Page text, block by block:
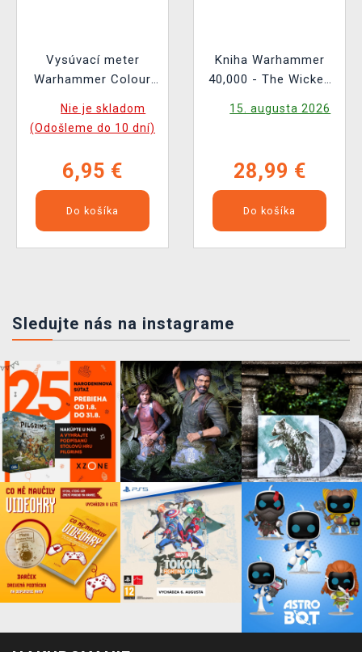
Vysúvací meter
Warhammer Colour
Nie je skladom
(Odošleme do 10 dní)
6,95 €
Do košíka
Kniha Warhammer
40,000 - The Wicked
15. augusta 2026
28,99 €
Do košíka
Sledujte nás na instagrame